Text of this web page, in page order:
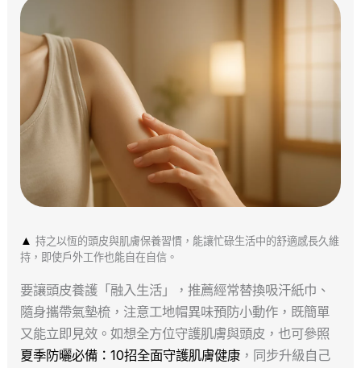
▲ 持之以恆的頭皮與肌膚保養習慣，能讓忙碌生活中的舒適感長久維
持，即使戶外工作也能自在自信。
要讓頭皮養護「融入生活」，推薦經常替換吸汗紙巾、
隨身攜帶氣墊梳，注意工地帽異味預防小動作，既簡單
又能立即見效。如想全方位守護肌膚與頭皮，也可參照
夏季防曬必備：10招全面守護肌膚健康 ，同步升級自己